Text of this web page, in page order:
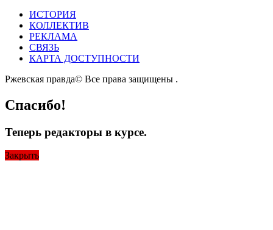
ИСТОРИЯ
КОЛЛЕКТИВ
РЕКЛАМА
СВЯЗЬ
КАРТА ДОСТУПНОСТИ
Ржевская правда© Все права защищены .
Спасибо!
Теперь редакторы в курсе.
Закрыть